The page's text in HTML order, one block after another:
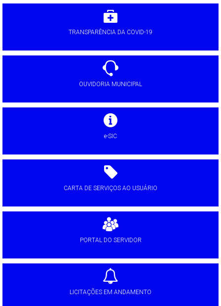
TRANSPARÊNCIA DA COVID-19
OUVIDORIA MUNICIPAL
e-SIC
CARTA DE SERVIÇOS AO USUÁRIO
PORTAL DO SERVIDOR
LICITAÇÕES EM ANDAMENTO